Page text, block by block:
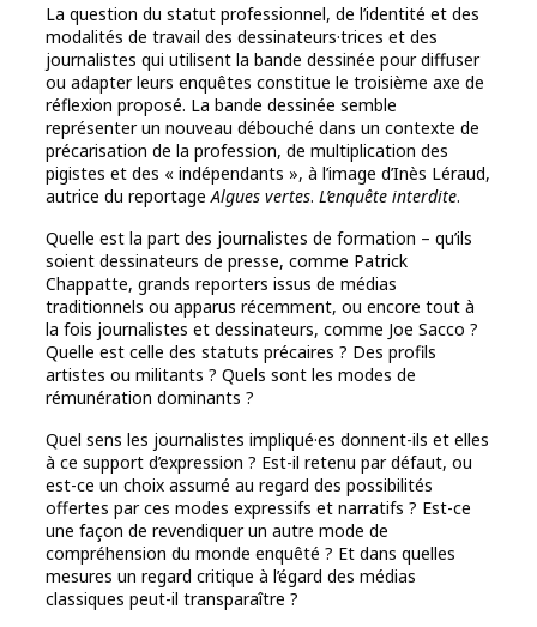
La question du statut professionnel, de l’identité et des
modalités de travail des dessinateurs·trices et des
journalistes qui utilisent la bande dessinée pour diffuser
ou adapter leurs enquêtes constitue le troisième axe de
réflexion proposé. La bande dessinée semble
représenter un nouveau débouché dans un contexte de
précarisation de la profession, de multiplication des
pigistes et des « indépendants », à l’image d’Inès Léraud,
autrice du reportage Algues vertes. L’enquête interdite.
Quelle est la part des journalistes de formation – qu’ils
soient dessinateurs de presse, comme Patrick
Chappatte, grands reporters issus de médias
traditionnels ou apparus récemment, ou encore tout à
la fois journalistes et dessinateurs, comme Joe Sacco ?
Quelle est celle des statuts précaires ? Des profils
artistes ou militants ? Quels sont les modes de
rémunération dominants ?
Quel sens les journalistes impliqué·es donnent-ils et elles
à ce support d’expression ? Est-il retenu par défaut, ou
est-ce un choix assumé au regard des possibilités
offertes par ces modes expressifs et narratifs ? Est-ce
une façon de revendiquer un autre mode de
compréhension du monde enquêté ? Et dans quelles
mesures un regard critique à l’égard des médias
classiques peut-il transparaître ?